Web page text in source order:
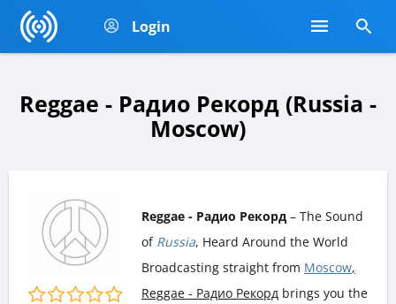
Login
Reggae - Радио Рекорд (Russia -
Moscow)
Reggae - Радио Рекорд – The Sound
of Russia, Heard Around the World
Broadcasting straight from Moscow,
Reggae - Радио Рекорд brings you the